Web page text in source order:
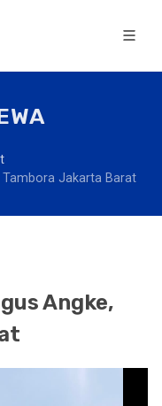
Tambora Jakarta Barat
Angke,